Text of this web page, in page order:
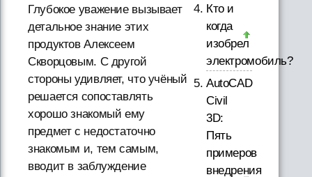
Глубокое уважение вызывает
детальное знание этих
продуктов Алексеем
Скворцовым. С другой
стороны удивляет, что учёный
решается сопоставлять
хорошо знакомый ему
предмет с недостаточно
знакомым и, тем самым,
вводит в заблуждение
Кто и
когда
изобрел
электромобиль?
AutoCAD
Civil
3D:
Пять
примеров
внедрения